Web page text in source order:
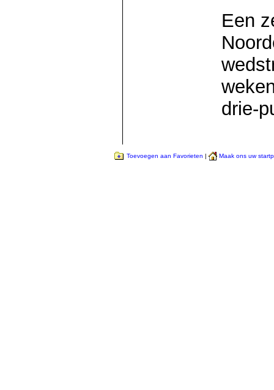
Een
drie-
Toevoegen aan Favorieten | Maak ons uw